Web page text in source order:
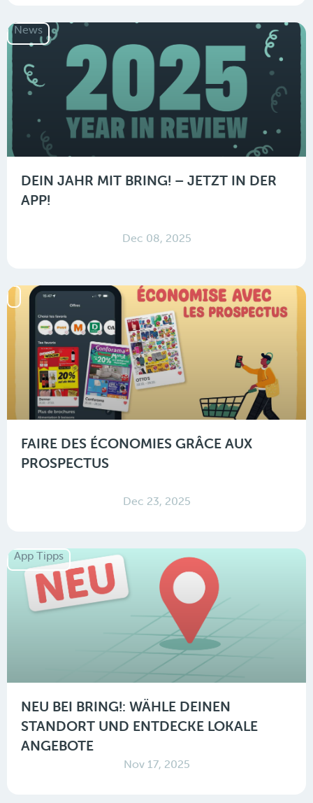
News
DEIN JAHR MIT BRING! – JETZT IN DER
APP!
Dec 08, 2025
FAIRE DES ÉCONOMIES GRÂCE AUX
PROSPECTUS
Dec 23, 2025
App Tipps
NEU BEI BRING!: WÄHLE DEINEN
STANDORT UND ENTDECKE LOKALE
ANGEBOTE
Nov 17, 2025